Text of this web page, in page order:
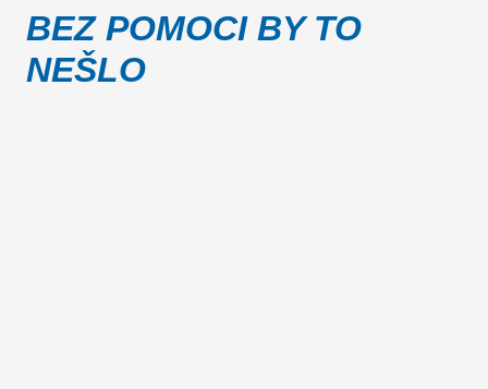
BEZ POMOCI BY TO
NEŠLO